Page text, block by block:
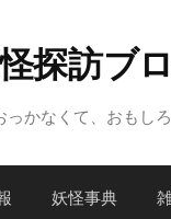
探訪ブ
かなくて、おもし
妖怪事典